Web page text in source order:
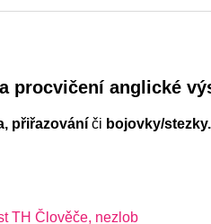
procvičení anglické
přiřazování či bojovky/stezky.
TH Člověče, nezlob